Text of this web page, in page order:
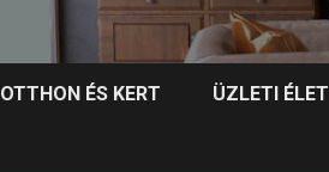
OTTHON ÉS KERT ÜZLETI ÉLET